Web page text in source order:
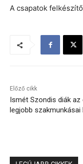
A csapatok
Előző cikk
Ismét Szondis diák az
legjobb